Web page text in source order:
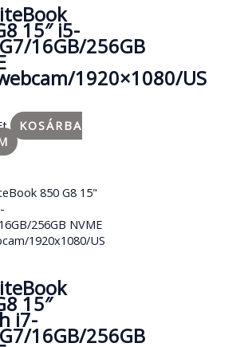
15″ i5-
16GB/256GB
1920×1080/US
KOSÁRBA
15″
i7-
16GB/256GB